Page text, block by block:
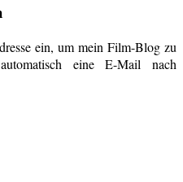
ein, um mein Film-Blog zu
eine E-Mail nach